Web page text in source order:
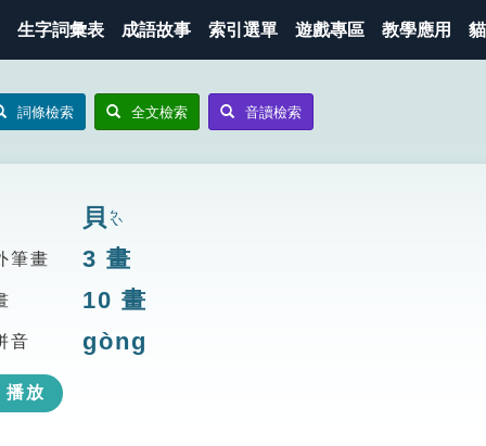
生字詞彙表 成語故事 索引選單 遊戲專區 教學應用
詞條檢索 全文檢索 音讀檢索
貝 ㄅㄟˋ
筆畫 3 畫
10 畫
音 gòng
播放